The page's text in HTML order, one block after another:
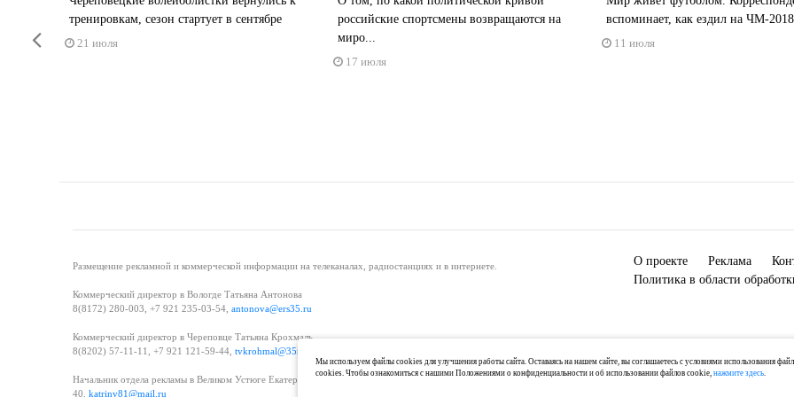
тренировкам, сезон стартует в сентябре
21 июля
российские спортсмены возвращаются на
миро...
17 июля
вспоминает, как ездил на ЧМ-
11 июля
Размещение рекламной и коммерческой информации на телеканалах, радиостанциях и в интернете.
Коммерческий директор в Вологде Татьяна Антонова
8(8172) 280-003, +7 921 235-03-54, antonova@ers35.ru
Коммерческий директор в Череповце Татьяна Крохмаль
8(8202) 57-11-11, +7 921 121-59-44, tvkrohmal@35media.ru
Начальник отдела рекламы в Великом Устюге Екатерина Вьюжанина 8(81738) 2-04-44, +7 921 125-06-
40, katrinv81@mail.ru
О проекте Реклама
Политика в области
Мы используем файлы cookies для улучшения работы сайта. Оставаясь на нашем сайте, вы соглашаетесь с условиями использования
cookies. Чтобы ознакомиться с нашими Положениями о конфиденциальности и об использовании файлов cookie, нажмите здесь.